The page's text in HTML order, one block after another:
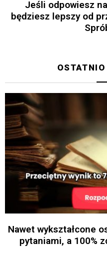
Jeśli odpowiesz
będziesz lepszy od
Nawet wykształcone
pytaniami, a 100%